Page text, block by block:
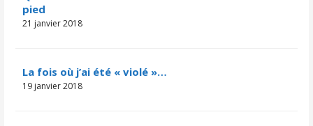
pied
21 janvier 2018
La fois où j’ai été « violé »…
19 janvier 2018